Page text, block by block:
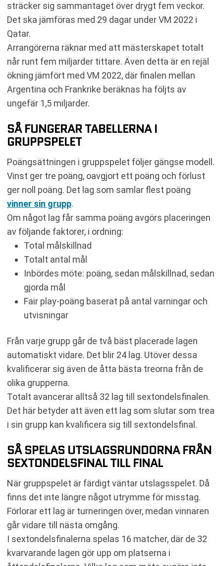
sträcker sig sammantaget över drygt fem veckor.
Det ska jämföras med 29 dagar under VM 2022 i
Qatar.
Arrangörerna räknar med att mästerskapet totalt
når runt fem miljarder tittare. Även detta är en rejäl
ökning jämfört med VM 2022, där finalen mellan
Argentina och Frankrike beräknas ha följts av
ungefär 1,5 miljarder.
SÅ FUNGERAR TABELLERNA I
GRUPPSPELET
Poängsättningen i gruppspelet följer gängse modell.
Vinst ger tre poäng, oavgjort ett poäng och förlust
ger noll poäng. Det lag som samlar flest poäng
vinner sin grupp.
Om något lag får samma poäng avgörs placeringen
av följande faktorer, i ordning:
Total målskillnad
Totalt antal mål
Inbördes möte: poäng, sedan målskillnad, sedan
gjorda mål
Fair play-poäng baserat på antal varningar och
utvisningar
Från varje grupp går de två bäst placerade lagen
automatiskt vidare. Det blir 24 lag. Utöver dessa
kvalificerar sig även de åtta bästa treorna från de
olika grupperna.
Totalt avancerar alltså 32 lag till sextondelsfinalen.
Det här betyder att även ett lag som slutar som trea
i sin grupp kan kvalificera sig till sextondelsfinal.
SÅ SPELAS UTSLAGSRUNDORNA FRÅN
SEXTONDELSFINAL TILL FINAL
När gruppspelet är färdigt väntar utslagsspelet. Då
finns det inte längre något utrymme för misstag.
Förlorar ett lag är turneringen över, medan vinnaren
går vidare till nästa omgång.
I sextondelsfinalerna spelas 16 matcher, där de 32
kvarvarande lagen gör upp om platserna i